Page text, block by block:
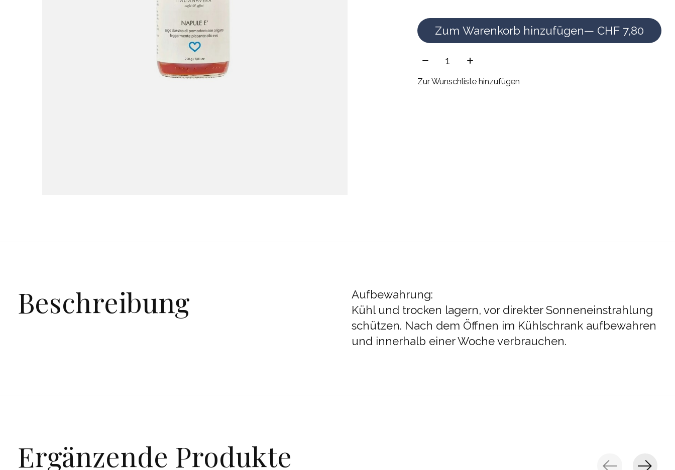
Zum Warenkorb hinzufügen
— CHF 7,80
Menge:
Zur Wunschliste hinzufügen
Beschreibung
Aufbewahrung:
Kühl und trocken lagern, vor direkter Sonneneinstrahlung
schützen. Nach dem Öffnen im Kühlschrank aufbewahren
und innerhalb einer Woche verbrauchen.
Ergänzende Produkte